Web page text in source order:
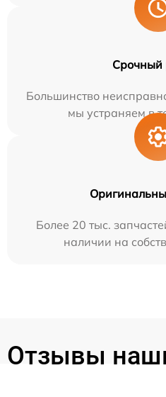
Срочный
Большинство
мы устраняем в
Более 20 тыс.
наличии на
Отзывы